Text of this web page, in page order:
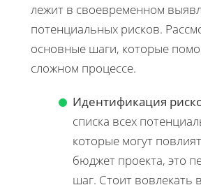
лежит в своевременном
потенциальных рисков.
основные шаги, которые
сложном процессе.
Идентификация
списка всех
которые могут
бюджет проекта, это
шаг. Стоит вовлекать